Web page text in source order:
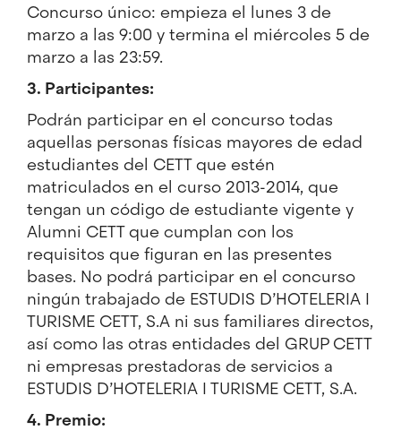
Concurso único: empieza el lunes 3 de
marzo a las 9:00 y termina el miércoles 5 de
marzo a las 23:59.
3. Participantes:
Podrán participar en el concurso todas
aquellas personas físicas mayores de edad
estudiantes del CETT que estén
matriculados en el curso 2013-2014, que
tengan un código de estudiante vigente y
Alumni CETT que cumplan con los
requisitos que figuran en las presentes
bases. No podrá participar en el concurso
ningún trabajado de ESTUDIS D’HOTELERIA I
TURISME CETT, S.A ni sus familiares directos,
así como las otras entidades del GRUP CETT
ni empresas prestadoras de servicios a
ESTUDIS D’HOTELERIA I TURISME CETT, S.A.
4. Premio: